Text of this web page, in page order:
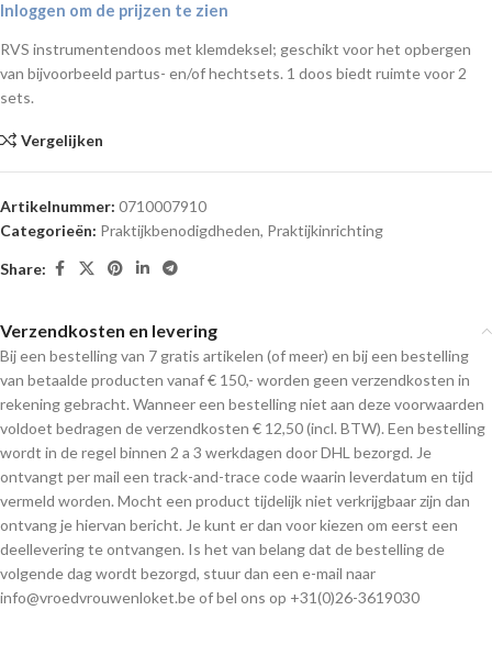
Inloggen om de prijzen te zien
RVS instrumentendoos met klemdeksel; geschikt voor het opbergen
van bijvoorbeeld partus- en/of hechtsets. 1 doos biedt ruimte voor 2
sets.
Vergelijken
Artikelnummer: 0710007910
Categorieën: Praktijkbenodigdheden, Praktijkinrichting
Share:
Verzendkosten en levering
Bij een bestelling van 7 gratis artikelen (of meer) en bij een bestelling
van betaalde producten vanaf € 150,- worden geen verzendkosten in
rekening gebracht. Wanneer een bestelling niet aan deze voorwaarden
voldoet bedragen de verzendkosten € 12,50 (incl. BTW). Een bestelling
wordt in de regel binnen 2 a 3 werkdagen door DHL bezorgd. Je
ontvangt per mail een track-and-trace code waarin leverdatum en tijd
vermeld worden. Mocht een product tijdelijk niet verkrijgbaar zijn dan
ontvang je hiervan bericht. Je kunt er dan voor kiezen om eerst een
deellevering te ontvangen. Is het van belang dat de bestelling de
volgende dag wordt bezorgd, stuur dan een e-mail naar
info@vroedvrouwenloket.be of bel ons op +31(0)26-3619030